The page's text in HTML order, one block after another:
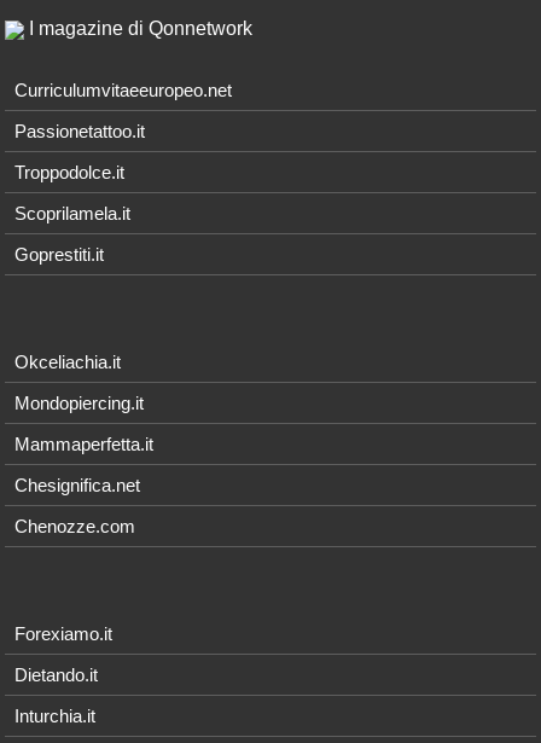
I magazine di Qonnetwork
Curriculumvitaeeuropeo.net
Passionetattoo.it
Troppodolce.it
Scoprilamela.it
Goprestiti.it
Okceliachia.it
Mondopiercing.it
Mammaperfetta.it
Chesignifica.net
Chenozze.com
Forexiamo.it
Dietando.it
Inturchia.it